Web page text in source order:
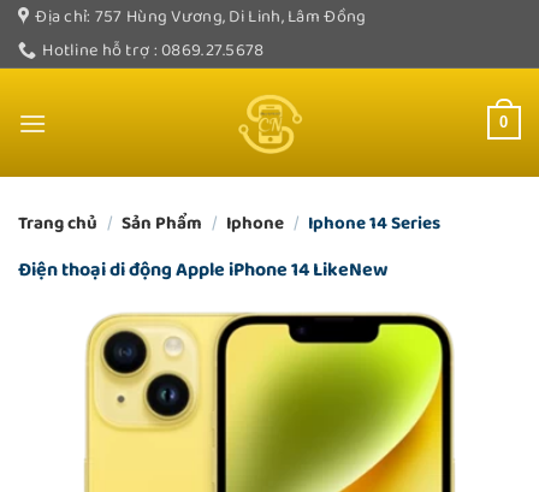
Bỏ
qua
nội
Địa chỉ: 757 Hùng Vương, Di Linh, Lâm Đồng
Hotline hỗ trợ : 0869.27.5678
0
Trang chủ / Sản Phẩm / Iphone / Iphone 14 Series
Điện thoại di động Apple iPhone 14 LikeNew